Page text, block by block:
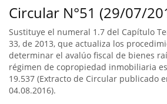
Circular N°51 (29/07/
Sustituye el numeral 1.7 del Capítulo
33, de 2013, que actualiza los
determinar el avalúo fiscal de bienes
régimen de copropiedad inmobiliaria
19.537 (Extracto de Circular publicado
04.08.2016).